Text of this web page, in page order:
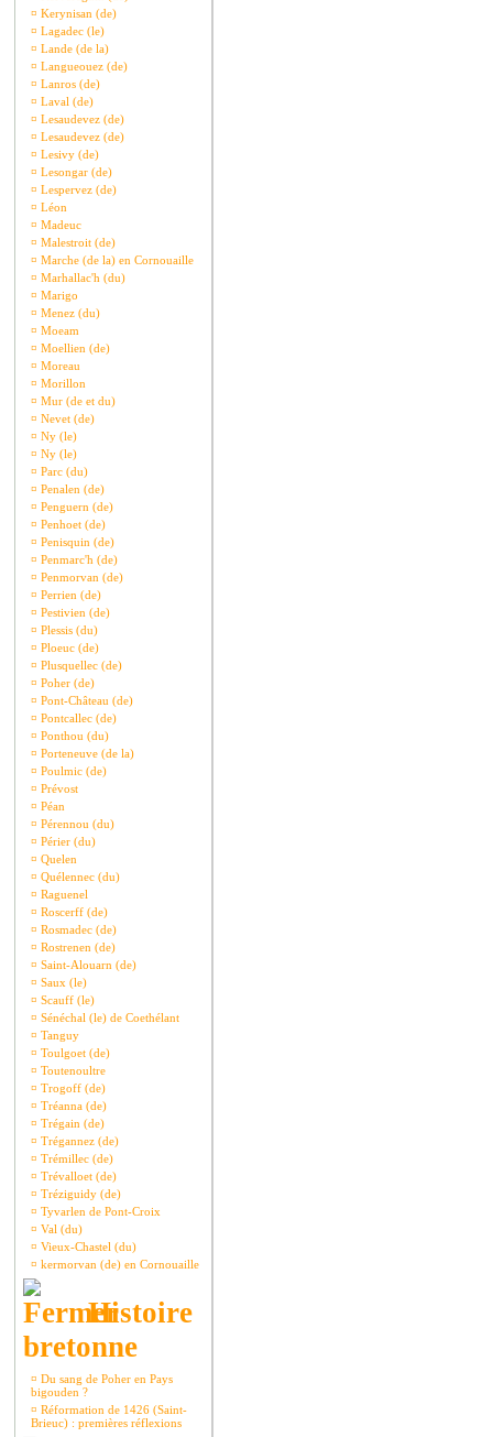
¤ Kerynisan (de)
¤ Lagadec (le)
¤ Lande (de la)
¤ Langueouez (de)
¤ Lanros (de)
¤ Laval (de)
¤ Lesaudevez (de)
¤ Lesaudevez (de)
¤ Lesivy (de)
¤ Lesongar (de)
¤ Lespervez (de)
¤ Léon
¤ Madeuc
¤ Malestroit (de)
¤ Marche (de la) en Cornouaille
¤ Marhallac'h (du)
¤ Marigo
¤ Menez (du)
¤ Moeam
¤ Moellien (de)
¤ Moreau
¤ Morillon
¤ Mur (de et du)
¤ Nevet (de)
¤ Ny (le)
¤ Ny (le)
¤ Parc (du)
¤ Penalen (de)
¤ Penguern (de)
¤ Penhoet (de)
¤ Penisquin (de)
¤ Penmarc'h (de)
¤ Penmorvan (de)
¤ Perrien (de)
¤ Pestivien (de)
¤ Plessis (du)
¤ Ploeuc (de)
¤ Plusquellec (de)
¤ Poher (de)
¤ Pont-Château (de)
¤ Pontcallec (de)
¤ Ponthou (du)
¤ Porteneuve (de la)
¤ Poulmic (de)
¤ Prévost
¤ Péan
¤ Pérennou (du)
¤ Périer (du)
¤ Quelen
¤ Quélennec (du)
¤ Raguenel
¤ Roscerff (de)
¤ Rosmadec (de)
¤ Rostrenen (de)
¤ Saint-Alouarn (de)
¤ Saux (le)
¤ Scauff (le)
¤ Sénéchal (le) de Coethélant
¤ Tanguy
¤ Toulgoet (de)
¤ Toutenoultre
¤ Trogoff (de)
¤ Tréanna (de)
¤ Trégain (de)
¤ Trégannez (de)
¤ Trémillec (de)
¤ Trévalloet (de)
¤ Tréziguidy (de)
¤ Tyvarlen de Pont-Croix
¤ Val (du)
¤ Vieux-Chastel (du)
¤ kermorvan (de) en Cornouaille
Histoire
bretonne
¤ Du sang de Poher en Pays
bigouden ?
¤ Réformation de 1426 (Saint-
Brieuc) : premières réflexions